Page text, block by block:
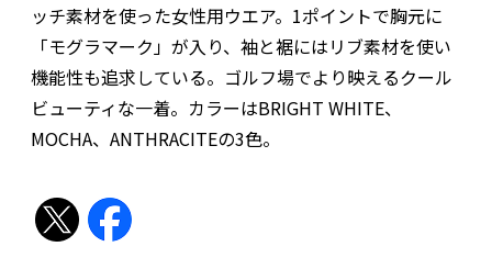
ッチ素材を使った女性用ウエア。1ポイントで胸元に
「モグラマーク」が入り、袖と裾にはリブ素材を使い
機能性も追求している。ゴルフ場でより映えるクール
ビューティな一着。カラーはBRIGHT WHITE、
MOCHA、ANTHRACITEの3色。